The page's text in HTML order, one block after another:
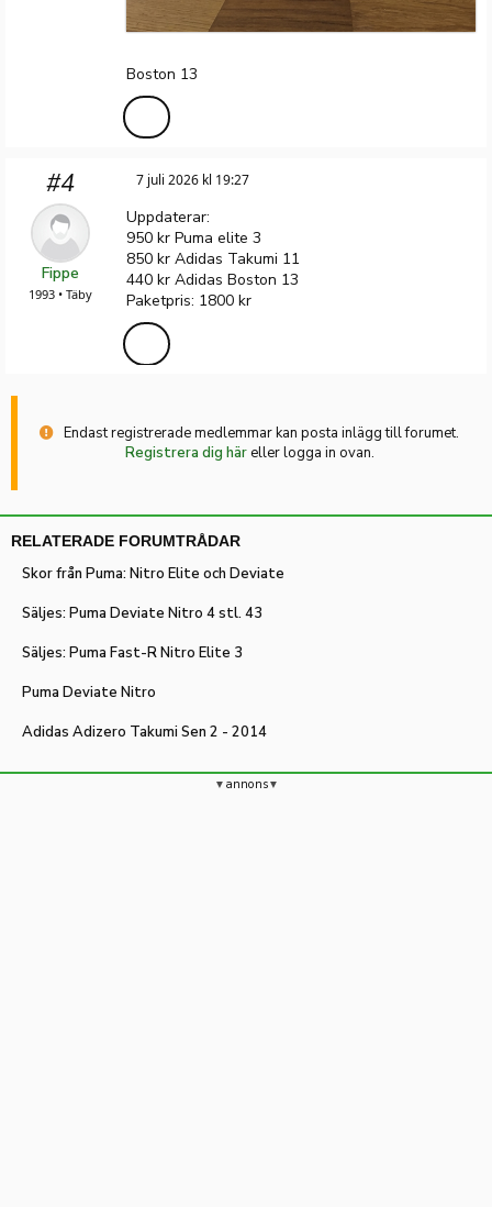
Boston 13
#4
Fippe
1993 • Täby
7 juli 2026 kl 19:27
Uppdaterar:
950 kr Puma elite 3
850 kr Adidas Takumi 11
440 kr Adidas Boston 13
Paketpris: 1800 kr
Endast registrerade medlemmar kan posta inlägg till forumet.
Registrera dig häreller logga in ovan.
RELATERADE FORUMTRÅDAR
Skor från Puma: Nitro Elite och Deviate
Säljes: Puma Deviate Nitro 4 stl. 43
Säljes: Puma Fast-R Nitro Elite 3
Puma Deviate Nitro
Adidas Adizero Takumi Sen 2 - 2014
annons